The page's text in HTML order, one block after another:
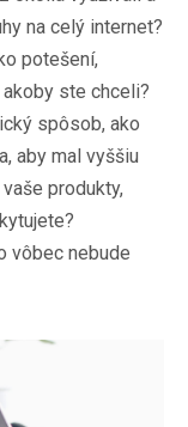
na celý internet?
potešení,
ste chceli?
spôsob, ako
aby mal vyššiu
produkty,
vôbec nebude